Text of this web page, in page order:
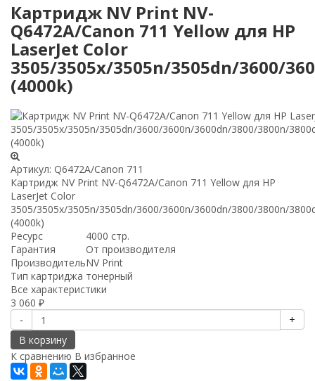
Картридж NV Print NV-
Q6472A/Canon 711 Yellow для HP
LaserJet Color
3505/3505x/3505n/3505dn/3600/
(4000k)
Артикул: Q6472A/Canon 711
Картридж NV Print NV-Q6472A/Canon 711 Yellow для HP
LaserJet Color
3505/3505x/3505n/3505dn/3600/3600n/3600dn/3800/3800n/
(4000k)
Ресурс
4000 стр.
Гарантия
От производителя
ПроизводительNV Print
Тип картриджа тонерный
Все характеристики
3 060 ₽
-
+
В корзину
К сравнению В избранное